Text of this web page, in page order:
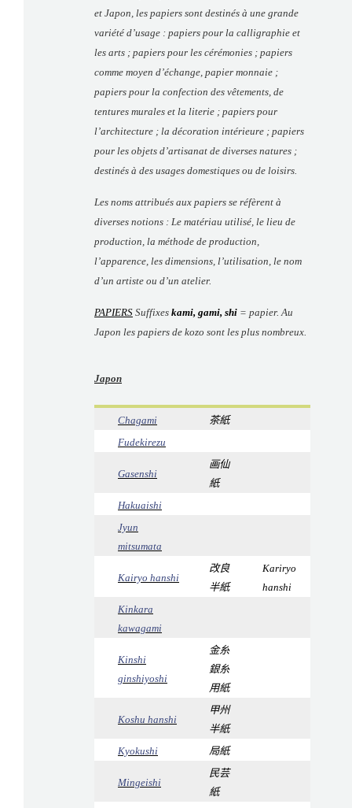
et Japon, les papiers sont destinés à une grande
variété d’usage : papiers pour la calligraphie et
les arts ; papiers pour les cérémonies ; papiers
comme moyen d’échange, papier monnaie ;
papiers pour la confection des vêtements, de
tentures murales et la literie ; papiers pour
l’architecture ; la décoration intérieure ; papiers
pour les objets d’artisanat de diverses natures ;
destinés à des usages domestiques ou de loisirs.
Les noms attribués aux papiers se réfèrent à
diverses notions : Le matériau utilisé, le lieu de
production, la méthode de production,
l’apparence, les dimensions, l’utilisation, le nom
d’un artiste ou d’un atelier.
PAPIERS Suffixes kami, gami, shi = papier. Au
Japon les papiers de kozo sont les plus nombreux.
Japon
Chagami
茶紙
Fudekirezu
Gasenshi
画仙
紙
Hakuaishi
Jyun
mitsumata
Kairyo hanshi
改良
半紙
Kariryo
hanshi
Kinkara
kawagami
Kinshi
ginshiyoshi
金糸
銀糸
用紙
Koshu hanshi
甲州
半紙
Kyokushi
局紙
Mingeishi
民芸
紙